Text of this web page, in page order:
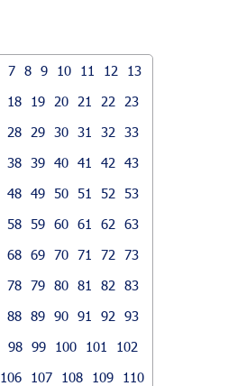
7 8 9 10 11 12
13
18 19 20 21 22
23
28 29 30 31 32
33
38 39 40 41 42
43
48 49 50 51 52
53
58 59 60 61 62
63
68 69 70 71 72
73
78 79 80 81 82
83
88 89 90 91 92
93
98 99 100 101
102
106 107 108 109
110